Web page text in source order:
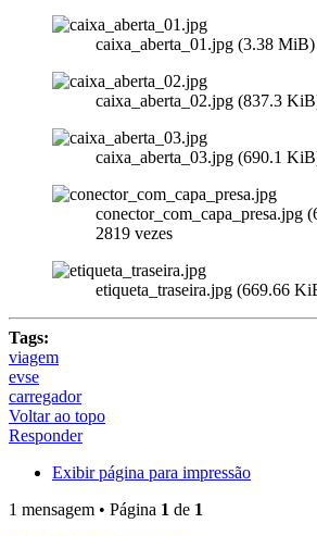
caixa_aberta_01.jpg (3.38
caixa_aberta_02.jpg (837.3
caixa_aberta_03.jpg (690.1
conector_com_capa_presa.jpg
2819 vezes
etiqueta_traseira.jpg (669.66
Tags:
viagem
evse
carregador
Voltar ao topo
Responder
Exibir página para impressão
1 mensagem • Página 1 de 1